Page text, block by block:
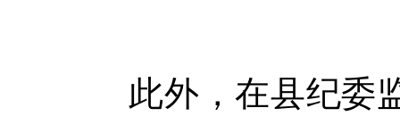
此外，在县纪委监